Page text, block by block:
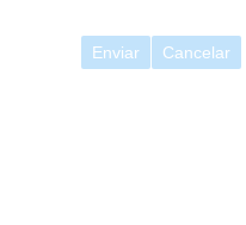
Enviar Cancelar